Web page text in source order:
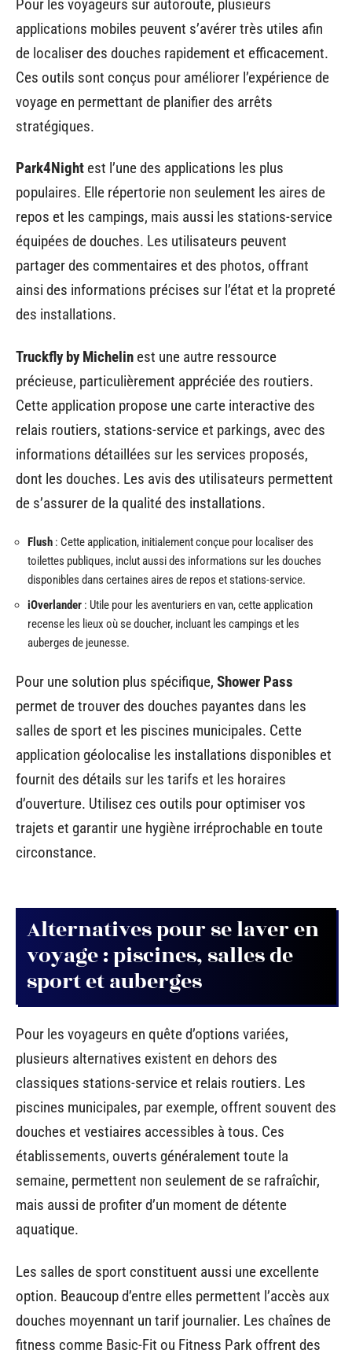
Pour les voyageurs sur autoroute, plusieurs
applications mobiles peuvent s’avérer très utiles afin
de localiser des douches rapidement et efficacement.
Ces outils sont conçus pour améliorer l’expérience de
voyage en permettant de planifier des arrêts
stratégiques.
Park4Night est l’une des applications les plus
populaires. Elle répertorie non seulement les aires de
repos et les campings, mais aussi les stations-service
équipées de douches. Les utilisateurs peuvent
partager des commentaires et des photos, offrant
ainsi des informations précises sur l’état et la propreté
des installations.
Truckfly by Michelin est une autre ressource
précieuse, particulièrement appréciée des routiers.
Cette application propose une carte interactive des
relais routiers, stations-service et parkings, avec des
informations détaillées sur les services proposés,
dont les douches. Les avis des utilisateurs permettent
de s’assurer de la qualité des installations.
Flush : Cette application, initialement conçue pour localiser des
toilettes publiques, inclut aussi des informations sur les douches
disponibles dans certaines aires de repos et stations-service.
iOverlander : Utile pour les aventuriers en van, cette application
recense les lieux où se doucher, incluant les campings et les
auberges de jeunesse.
Pour une solution plus spécifique, Shower Pass
permet de trouver des douches payantes dans les
salles de sport et les piscines municipales. Cette
application géolocalise les installations disponibles et
fournit des détails sur les tarifs et les horaires
d’ouverture. Utilisez ces outils pour optimiser vos
trajets et garantir une hygiène irréprochable en toute
circonstance.
Alternatives pour se laver en
voyage : piscines, salles de
sport et auberges
Pour les voyageurs en quête d’options variées,
plusieurs alternatives existent en dehors des
classiques stations-service et relais routiers. Les
piscines municipales, par exemple, offrent souvent des
douches et vestiaires accessibles à tous. Ces
établissements, ouverts généralement toute la
semaine, permettent non seulement de se rafraîchir,
mais aussi de profiter d’un moment de détente
aquatique.
Les salles de sport constituent aussi une excellente
option. Beaucoup d’entre elles permettent l’accès aux
douches moyennant un tarif journalier. Les chaînes de
fitness comme Basic-Fit ou Fitness Park offrent des